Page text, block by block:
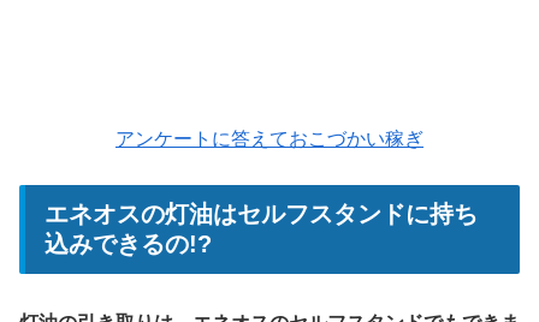
アンケートに答えておこづかい稼ぎ
エネオスの灯油はセルフスタンドに持ち
込みできるの!?